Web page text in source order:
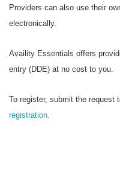
Providers can also use their
electronically.
Availity Essentials offers
entry (DDE) at no cost to you.
To register, submit the request
registration.